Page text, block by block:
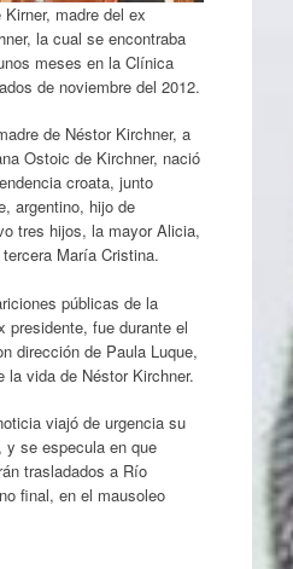
madre del ex
la cual se encontraba
meses en la Clínica
de noviembre del 2012.
de Néstor Kirchner, a
Ostoic de Kirchner, nació
croata, junto
argentino, hijo de
tres hijos, la mayor Alicia,
María Cristina.
públicas de la
presidente, fue durante el
dirección de Paula Luque,
la vida de Néstor Kirchner.
viajó de urgencia su
y se especula en que
trasladados a Río
final, en el mausoleo